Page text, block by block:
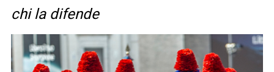
chi la difende